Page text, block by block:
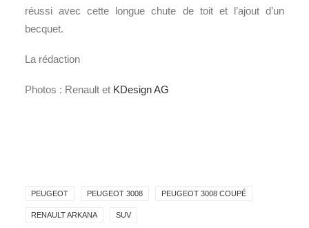
réussi avec cette longue chute de toit et l’ajout d’un
becquet.
La rédaction
Photos : Renault et KDesign AG
PEUGEOT PEUGEOT 3008 PEUGEOT 3008 COUPÉ
RENAULT ARKANA SUV